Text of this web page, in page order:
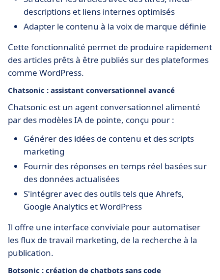
descriptions et liens internes optimisés
Adapter le contenu à la voix de marque définie
Cette fonctionnalité permet de produire rapidement
des articles prêts à être publiés sur des plateformes
comme WordPress.
Chatsonic : assistant conversationnel avancé
Chatsonic est un agent conversationnel alimenté
par des modèles IA de pointe, conçu pour :
Générer des idées de contenu et des scripts
marketing
Fournir des réponses en temps réel basées sur
des données actualisées
S'intégrer avec des outils tels que Ahrefs,
Google Analytics et WordPress
Il offre une interface conviviale pour automatiser
les flux de travail marketing, de la recherche à la
publication.
Botsonic : création de chatbots sans code